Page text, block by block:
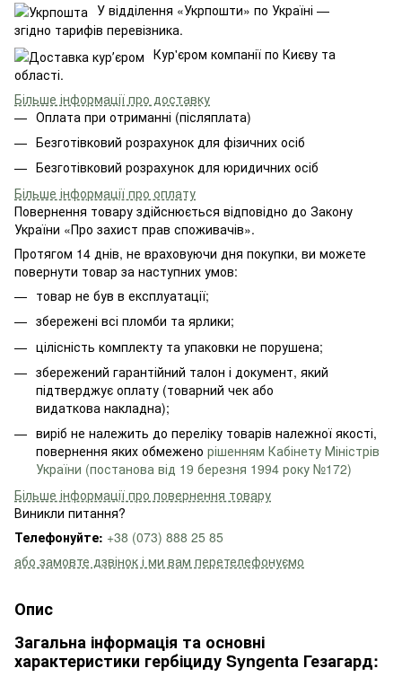
У відділення «Укрпошти» по Україні —
згідно тарифів перевізника.
Кур'єром компанії по Києву та
області.
Більше інформації про доставку
Оплата при отриманні (післяплата)
Безготівковий розрахунок для фізичних осіб
Безготівковий розрахунок для юридичних осіб
Більше інформації про оплату
Повернення товару здійснюється відповідно до Закону
України «Про захист прав споживачів».
Протягом 14 днів, не враховуючи дня покупки, ви можете
повернути товар за наступних умов:
товар не був в експлуатації;
збережені всі пломби та ярлики;
цілісність комплекту та упаковки не порушена;
збережений гарантійний талон і документ, який
підтверджує оплату (товарний чек або
видаткова накладна);
виріб не належить до переліку товарів належної якості,
повернення яких обмежено рішенням Кабінету Міністрів
України (постанова від 19 березня 1994 року №172)
Більше інформації про повернення товару
Виникли питання?
Телефонуйте: +38 (073) 888 25 85
або замовте дзвінок і ми вам перетелефонуємо
Опис
Загальна інформація та основні
характеристики гербіциду Syngenta Гезагард: